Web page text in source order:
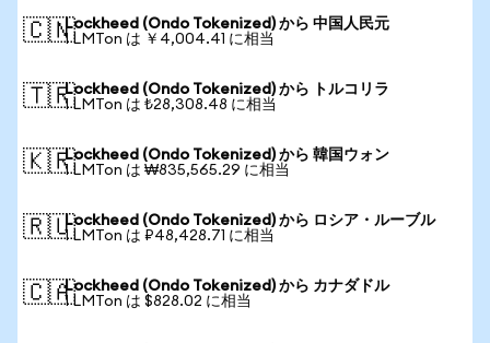
🇨🇳Lockheed (Ondo Tokenized) から 中国人民元
1 LMTon は ￥4,004.41 に相当
🇹🇷Lockheed (Ondo Tokenized) から トルコリラ
1 LMTon は ₺28,308.48 に相当
🇰🇷Lockheed (Ondo Tokenized) から 韓国ウォン
1 LMTon は ₩835,565.29 に相当
🇷🇺Lockheed (Ondo Tokenized) から ロシア・ルーブル
1 LMTon は ₽48,428.71 に相当
🇨🇦Lockheed (Ondo Tokenized) から カナダドル
1 LMTon は $828.02 に相当